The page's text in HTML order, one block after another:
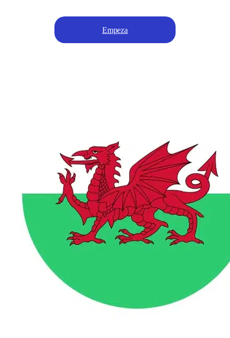
Empeza